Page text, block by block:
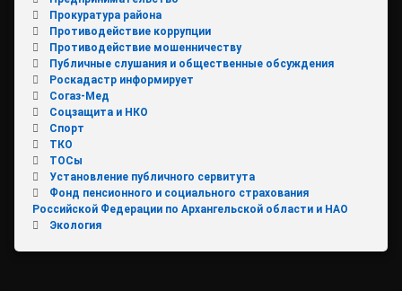
Прокуратура района
Противодействие коррупции
Противодействие мошенничеству
Публичные слушания и общественные обсуждения
Роскадастр информирует
Согаз-Мед
Соцзащита и НКО
Спорт
ТКО
ТОСы
Установление публичного сервитута
Фонд пенсионного и социального страхования
Российской Федерации по Архангельской области и НАО
Экология